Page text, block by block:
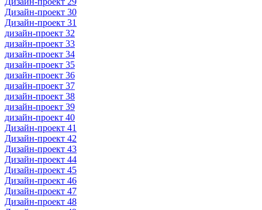
Дизайн-проект 30
Дизайн-проект 31
дизайн-проект 32
дизайн-проект 33
дизайн-проект 34
дизайн-проект 35
дизайн-проект 36
дизайн-проект 37
дизайн-проект 38
дизайн-проект 39
дизайн-проект 40
Дизайн-проект 41
Дизайн-проект 42
Дизайн-проект 43
Дизайн-проект 44
Дизайн-проект 45
Дизайн-проект 46
Дизайн-проект 47
Дизайн-проект 48